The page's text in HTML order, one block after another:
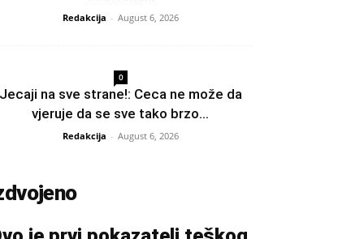
Redakcija - August 6, 2026
0
na sve strane!: Ceca ne može da
vjeruje da se sve tako brzo...
Redakcija - August 6, 2026